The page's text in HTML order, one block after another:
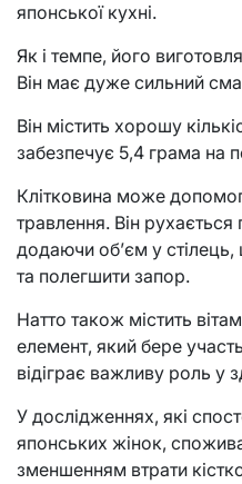
японської кухні.
Як і темпе, його
Він має дуже сильний
Він містить хорошу
забезпечує 5,4 грама на
Клітковина може
травлення. Він
додаючи об’єм у стілець,
та полегшити запор.
Натто також містить
елемент, який бере
відіграє важливу роль у
У дослідженнях, які
японських жінок,
зменшенням втрати